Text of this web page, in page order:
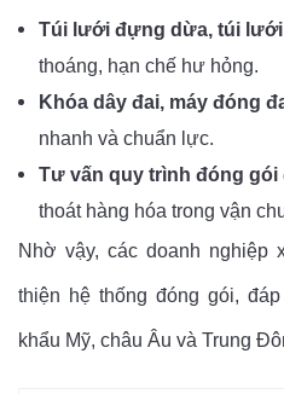
Túi lưới đựng dừa, túi
thoáng, hạn chế hư hỏng.
Khóa dây đai, máy đóng
nhanh và chuẩn lực.
Tư vấn quy trình đóng gói
thoát hàng hóa trong vận
Nhờ vậy, các doanh nghiệp
thiện hệ thống đóng gói,
khẩu Mỹ, châu Âu và Trung